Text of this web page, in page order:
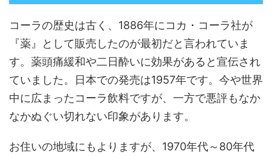
コーラの歴史は古く、1886年にコカ・コーラ社が
『薬』として販売したのが最初だと言われていま
す。薬頭痛緩和や二日酔いに効果があると宣伝され
ていました。日本での発売は1957年です。今や世界
中に広まったコーラ飲料ですが、一方で悪評もなか
なかぬぐい切れない印象があります。
お住いの地域にもよりますが、1970年代～80年代